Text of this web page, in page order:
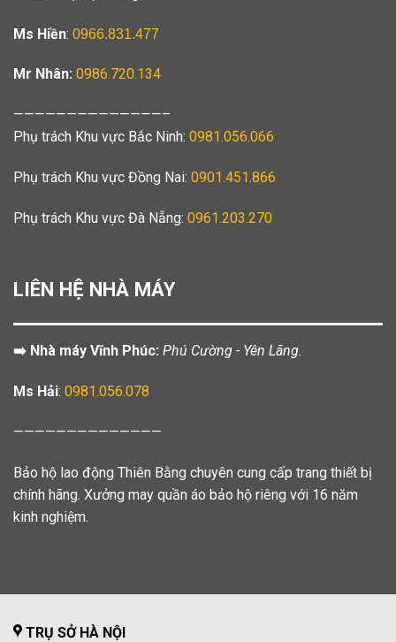
Ms Hiền: 0966.831.477
Mr Nhân: 0986.720.134
——————————————–
Phụ trách Khu vực Bắc Ninh: 0981.056.066
Phụ trách Khu vực Đồng Nai: 0901.451.866
Phụ trách Khu vực Đà Nẵng: 0961.203.270
LIÊN HỆ NHÀ MÁY
➡️ Nhà máy Vĩnh Phúc: Phú Cường - Yên Lãng.
Ms Hải: 0981.056.078
——————————————
Bảo hộ lao động Thiên Bằng chuyên cung cấp trang thiết bị
chính hãng. Xưởng may quần áo bảo hộ riêng với 16 năm
kinh nghiệm.
TRỤ SỞ HÀ NỘI